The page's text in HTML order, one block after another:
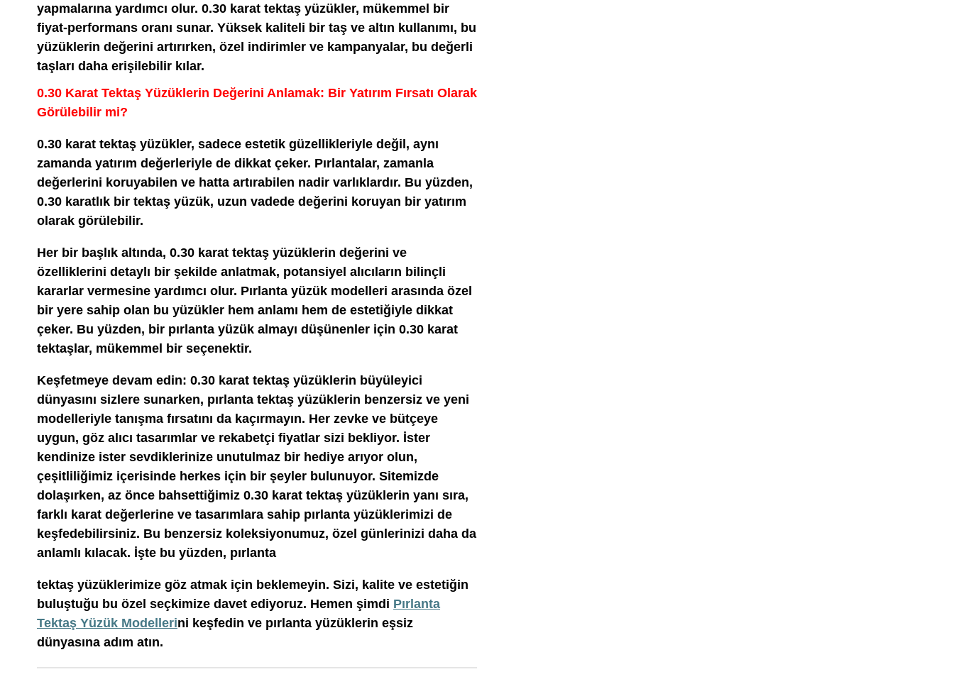
yapmalarına yardımcı olur. 0.30 karat tektaş yüzükler, mükemmel bir
fiyat-performans oranı sunar. Yüksek kaliteli bir taş ve altın kullanımı, bu
yüzüklerin değerini artırırken, özel indirimler ve kampanyalar, bu değerli
taşları daha erişilebilir kılar.
0.30 Karat Tektaş Yüzüklerin Değerini Anlamak: Bir Yatırım Fırsatı Olarak
Görülebilir mi?
0.30 karat tektaş yüzükler, sadece estetik güzellikleriyle değil, aynı
zamanda yatırım değerleriyle de dikkat çeker. Pırlantalar, zamanla
değerlerini koruyabilen ve hatta artırabilen nadir varlıklardır. Bu yüzden,
0.30 karatlık bir tektaş yüzük, uzun vadede değerini koruyan bir yatırım
olarak görülebilir.
Her bir başlık altında, 0.30 karat tektaş yüzüklerin değerini ve
özelliklerini detaylı bir şekilde anlatmak, potansiyel alıcıların bilinçli
kararlar vermesine yardımcı olur. Pırlanta yüzük modelleri arasında özel
bir yere sahip olan bu yüzükler hem anlamı hem de estetiğiyle dikkat
çeker. Bu yüzden, bir pırlanta yüzük almayı düşünenler için 0.30 karat
tektaşlar, mükemmel bir seçenektir.
Keşfetmeye devam edin: 0.30 karat tektaş yüzüklerin büyüleyici
dünyasını sizlere sunarken, pırlanta tektaş yüzüklerin benzersiz ve yeni
modelleriyle tanışma fırsatını da kaçırmayın. Her zevke ve bütçeye
uygun, göz alıcı tasarımlar ve rekabetçi fiyatlar sizi bekliyor. İster
kendinize ister sevdiklerinize unutulmaz bir hediye arıyor olun,
çeşitliliğimiz içerisinde herkes için bir şeyler bulunuyor. Sitemizde
dolaşırken, az önce bahsettiğimiz 0.30 karat tektaş yüzüklerin yanı sıra,
farklı karat değerlerine ve tasarımlara sahip pırlanta yüzüklerimizi de
keşfedebilirsiniz. Bu benzersiz koleksiyonumuz, özel günlerinizi daha da
anlamlı kılacak. İşte bu yüzden, pırlanta
tektaş yüzüklerimize göz atmak için beklemeyin. Sizi, kalite ve estetiğin
buluştuğu bu özel seçkimize davet ediyoruz. Hemen şimdi Pırlanta
Tektaş Yüzük Modellerini keşfedin ve pırlanta yüzüklerin eşsiz
dünyasına adım atın.